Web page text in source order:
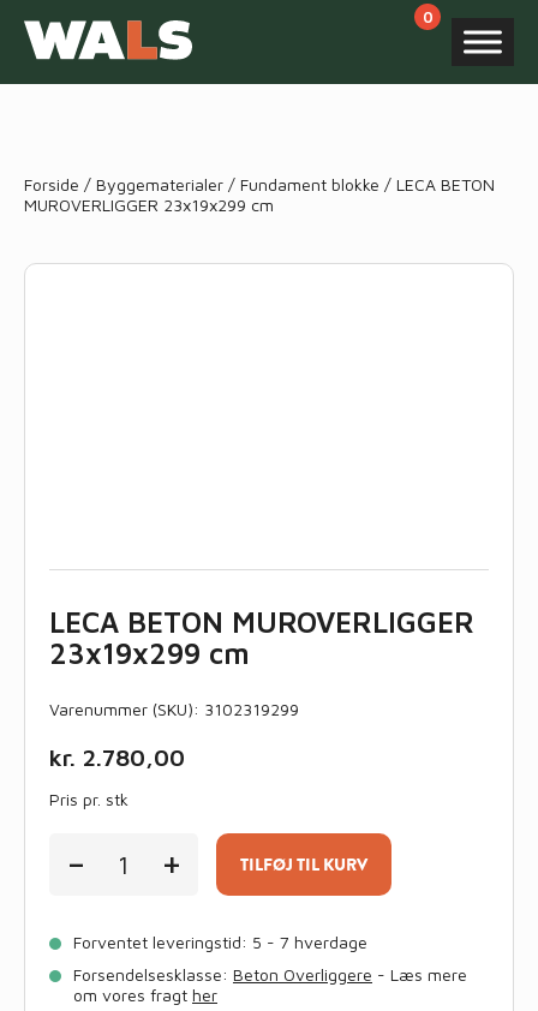
Forside / Byggematerialer / Fundament blokke / LECA BETON
MUROVERLIGGER 23x19x299 cm
LECA BETON MUROVERLIGGER
23x19x299 cm
Varenummer (SKU): 3102319299
kr. 2.780,00
Pris pr. stk
-
BETON
antal
+ TILFØJ TIL KURV
Forventet leveringstid: 5 - 7 hverdage
Forsendelsesklasse: Beton Overliggere - Læs mere
om vores fragt her